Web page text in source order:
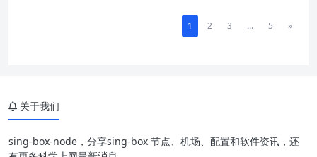
1 2 3 ... 5 »
关于我们
sing-box-node，分享sing-box 节点、机场、配置和软件资讯，还